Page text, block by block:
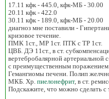
17.11 кфк - 445.0, кфк-МБ - 30.00
20.11 кфк - 422.0
30.11 кфк - 189.0, кфк-МБ - 20.00
диагноз мне поставили -
кризовое течение.
ПМК 1ст., МР 1ст. ПТК с ТР 1ст.
ЦВБ. ДЭ 11ст., в ст.
вертебробалярной артериальной
с преимущественным поражением
Гемангиомы печени. Полип
МКБ. Хр. пиелонефрит, в ст.
Подскажите, что можно сделать с